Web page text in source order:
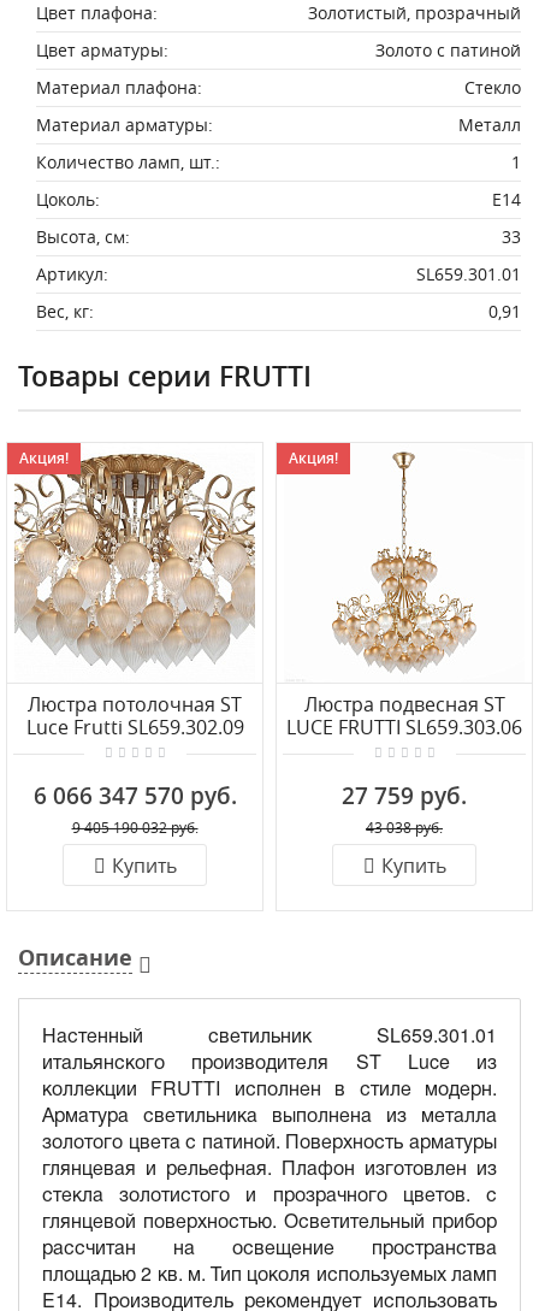
Цвет плафона:
Золотистый, прозрачный
Цвет арматуры:
Золото с патиной
Материал плафона:
Стекло
Материал арматуры:
Металл
Количество ламп, шт.:
1
Цоколь:
E14
Высота, см:
33
Артикул:
SL659.301.01
Вес, кг:
0,91
Товары серии FRUTTI
Акция!
Люстра потолочная ST
Luce Frutti SL659.302.09
6 066 347 570 руб.
9 405 190 032 руб.
Купить
Акция!
Люстра подвесная ST
LUCE FRUTTI SL659.303.06
27 759 руб.
43 038 руб.
Купить
Описание
Настенный светильник SL659.301.01
итальянского производителя ST Luce из
коллекции FRUTTI исполнен в стиле модерн.
Арматура светильника выполнена из металла
золотого цвета с патиной. Поверхность арматуры
глянцевая и рельефная. Плафон изготовлен из
стекла золотистого и прозрачного цветов. с
глянцевой поверхностью. Осветительный прибор
рассчитан на освещение пространства
площадью 2 кв. м. Тип цоколя используемых ламп
E14. Производитель рекомендует использовать